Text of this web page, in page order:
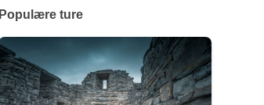
Populære ture